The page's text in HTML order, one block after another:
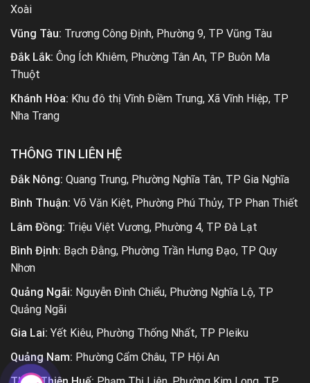
Xoài
Vũng Tàu: Trương Công Định, Phường 9, TP Vũng Tàu
Đắk Lắk: Ông Ích Khiêm, Phường Tân An, TP Buôn Ma
Thuột
Khánh Hòa: Khu đô thị Vĩnh Điềm Trung, Xã Vĩnh Hiệp, TP
Nha Trang
THÔNG TIN LIÊN HỆ
Đắk Nông: Quang Trung, Phường Nghĩa Tân, TP Gia Nghĩa
Bình Thuận: Võ Văn Kiệt, Phường Phú Thủy, TP Phan Thiết
Lâm Đồng: Triệu Việt Vương, Phường 4, TP Đà Lạt
Bình Định: Bạch Đằng, Phường Trần Hưng Đạo, TP Quy
Nhơn
Quảng Ngãi: Nguyễn Đình Chiểu, Phường Nghĩa Lộ, TP
Quảng Ngãi
Gia Lai: Yết Kiêu, Phường Thống Nhất, TP Pleiku
Quảng Nam: Phường Cẩm Châu, TP Hội An